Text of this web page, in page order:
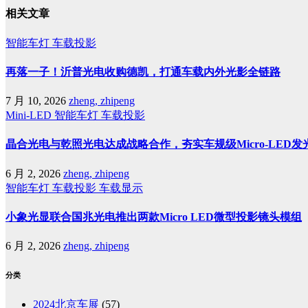
相关文章
智能车灯 车载投影
再落一子！沂普光电收购德凯，打通车载内外光影全链路
7 月 10, 2026 zheng, zhipeng
Mini-LED 智能车灯 车载投影
晶合光电与乾照光电达成战略合作，夯实车规级Micro-LED发
6 月 2, 2026 zheng, zhipeng
智能车灯 车载投影 车载显示
小象光显联合国兆光电推出两款Micro LED微型投影镜头模组
6 月 2, 2026 zheng, zhipeng
分类
2024北京车展 (57)